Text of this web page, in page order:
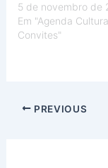
5 de novembro de
Em "Agenda
Convites"
PREVIOUS